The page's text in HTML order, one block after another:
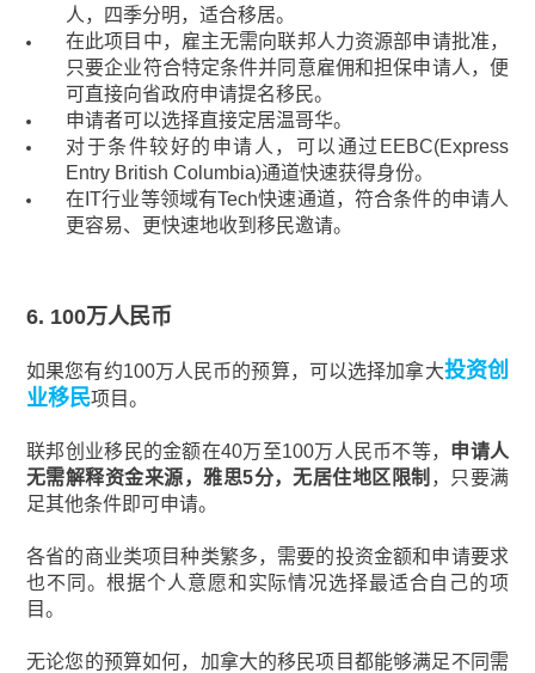
人，四季分明，适合移居。
在此项目中，雇主无需向联邦人力资源部申请批准，
只要企业符合特定条件并同意雇佣和担保申请人，便
可直接向省政府申请提名移民。
申请者可以选择直接定居温哥华。
对于条件较好的申请人，可以通过EEBC(Express
Entry British Columbia)通道快速获得身份。
在IT行业等领域有Tech快速通道，符合条件的申请人
更容易、更快速地收到移民邀请。
6. 100万人民币
如果您有约100万人民币的预算，可以选择加拿大投资创
业移民项目。
联邦创业移民的金额在40万至100万人民币不等， 申请人
无需解释资金来源，雅思5分，无居住地区限制 ，只要满
足其他条件即可申请。
各省的商业类项目种类繁多，需要的投资金额和申请要求
也不同。根据个人意愿和实际情况选择最适合自己的项
目。
无论您的预算如何，加拿大的移民项目都能够满足不同需